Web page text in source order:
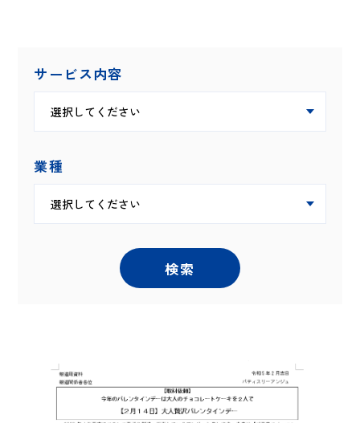
サービス内容
業種
検索